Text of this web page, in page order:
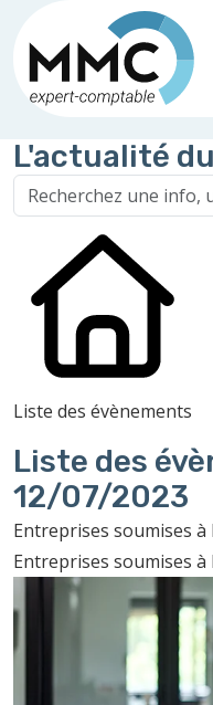
L'actualité
Liste des évènements
Liste des
12/07/2023
Entreprises soumises à
Entreprises soumises à